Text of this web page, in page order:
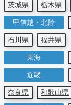
茨城県
栃木県
甲信越・北陸
石川県
福井県
東海
近畿
奈良県
和歌山県